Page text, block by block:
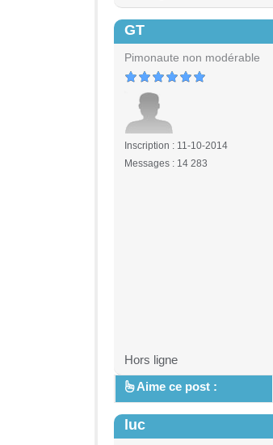
GT
Pimonaute non modérable
Inscription : 11-10-2014
Messages : 14 283
Hors ligne
Aime ce post :
luc